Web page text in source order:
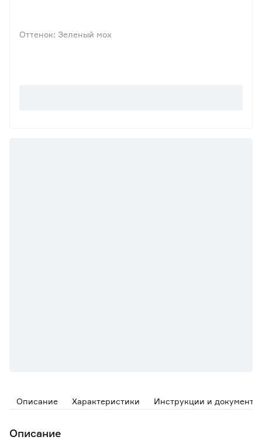
Оттенок: Зеленый мох
Описание Характеристики Инструкции и документы
Описание